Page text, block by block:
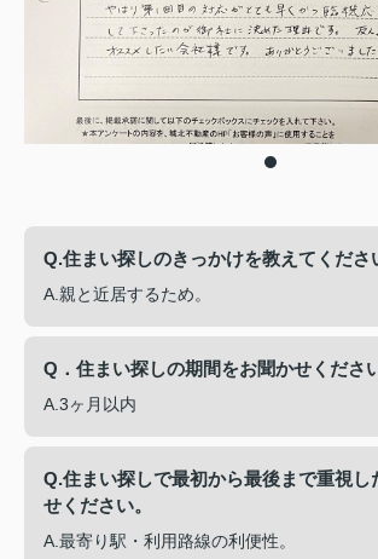
Q.住まい探しのきっかけを教えてくださ
A.親と近居するため。
Q．住まい探しの期間をお聞かせくださ
A.3ヶ月以内
Q.住まい探しで最初から最後まで重視し
せください。
A.最寄り駅・利用路線の利便性。